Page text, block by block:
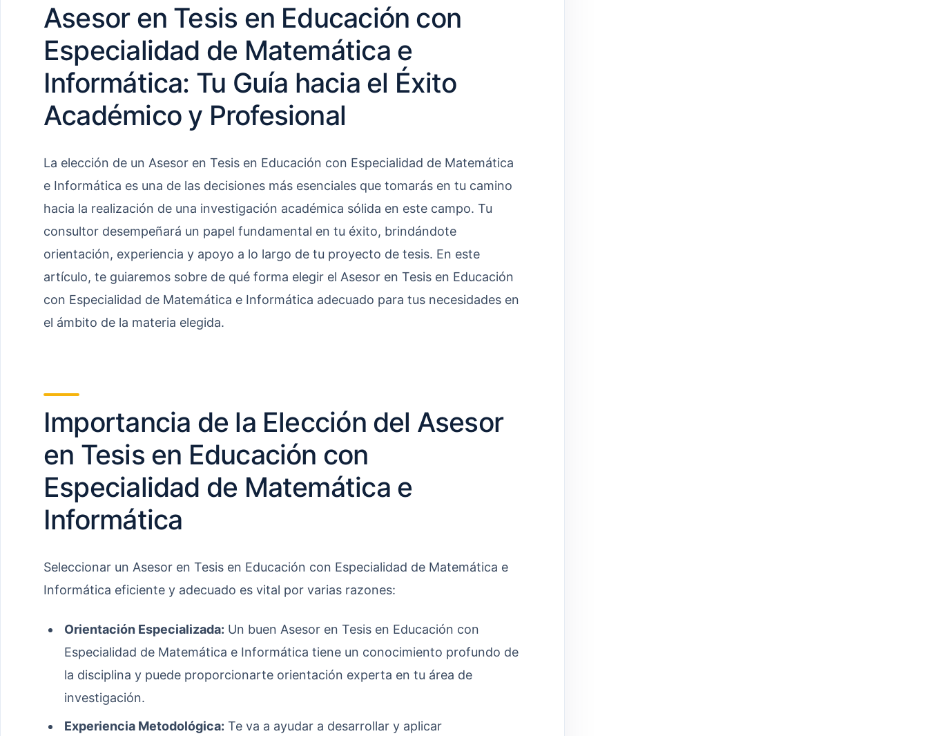
Asesor en Tesis en Educación con
Especialidad de Matemática e
Informática: Tu Guía hacia el Éxito
Académico y Profesional
La elección de un Asesor en Tesis en Educación con Especialidad de Matemática
e Informática es una de las decisiones más esenciales que tomarás en tu camino
hacia la realización de una investigación académica sólida en este campo. Tu
consultor desempeñará un papel fundamental en tu éxito, brindándote
orientación, experiencia y apoyo a lo largo de tu proyecto de tesis. En este
artículo, te guiaremos sobre de qué forma elegir el Asesor en Tesis en Educación
con Especialidad de Matemática e Informática adecuado para tus necesidades en
el ámbito de la materia elegida.
Importancia de la Elección del Asesor
en Tesis en Educación con
Especialidad de Matemática e
Informática
Seleccionar un Asesor en Tesis en Educación con Especialidad de Matemática e
Informática eficiente y adecuado es vital por varias razones:
Orientación Especializada: Un buen Asesor en Tesis en Educación con
Especialidad de Matemática e Informática tiene un conocimiento profundo de
la disciplina y puede proporcionarte orientación experta en tu área de
investigación.
Experiencia Metodológica: Te va a ayudar a desarrollar y aplicar